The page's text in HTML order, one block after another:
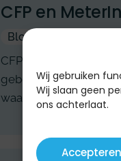
Wij gebruiken
Wij slaan geen
ons achterlaat.
Accepteren
CFP en
Blog
CFP Green Buildings
gebouwen. Het
waardoor